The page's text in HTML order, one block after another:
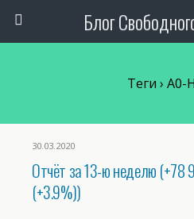
Блог
Теги › A0-
30.03.2020
Отчёт за 13-ю неделю (+78
(+3.9%))